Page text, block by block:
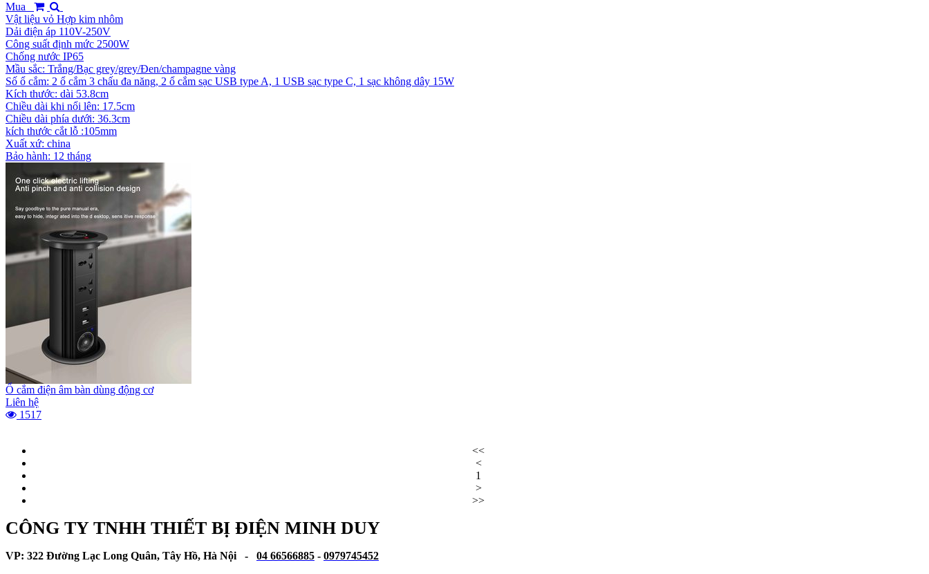
Mua
Vật liệu vỏ Hợp kim nhôm
Dải điện áp 110V-250V
Công suất định mức 2500W
Chống nước IP65
Mầu sắc: Trắng/Bạc grey/grey/Đen/champagne vàng
Số ổ cắm: 2 ổ cắm 3 chấu đa năng, 2 ổ cắm sạc USB type A, 1 USB sạc type C, 1 sạc không dây 15W
Kích thước: dài 53.8cm
Chiều dài khi nổi lên: 17.5cm
Chiều dài phía dưới: 36.3cm
kích thước cắt lỗ :105mm
Xuất xứ: china
Bảo hành: 12 tháng
Ổ cắm điện âm bàn dùng động cơ
Liên hệ
1517
<<
<
1
>
>>
CÔNG TY TNHH THIẾT BỊ ĐIỆN MINH DUY
VP: 322 Đường Lạc Long Quân, Tây Hồ, Hà Nội - 04 66566885 - 0979745452